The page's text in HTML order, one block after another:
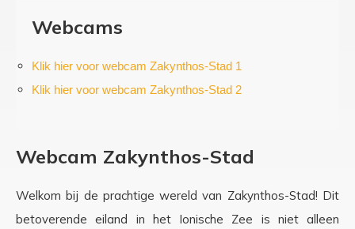
Webcams
Klik hier voor webcam Zakynthos-Stad 1
Klik hier voor webcam Zakynthos-Stad 2
Webcam Zakynthos-Stad
Welkom bij de prachtige wereld van Zakynthos-Stad! Dit
betoverende eiland in het Ionische Zee is niet alleen